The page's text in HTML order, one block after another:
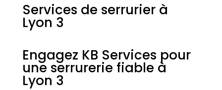
Services de serrurier à
Lyon 3
Engagez KB Services pour
une serrurerie fiable à
Lyon 3